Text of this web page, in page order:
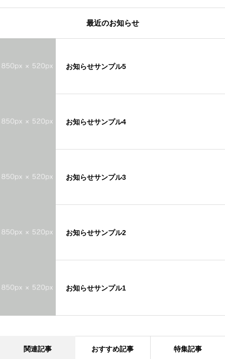
最近のお知らせ
お知らせサンプル5
お知らせサンプル4
お知らせサンプル3
お知らせサンプル2
お知らせサンプル1
関連記事 おすすめ記事 特集記事